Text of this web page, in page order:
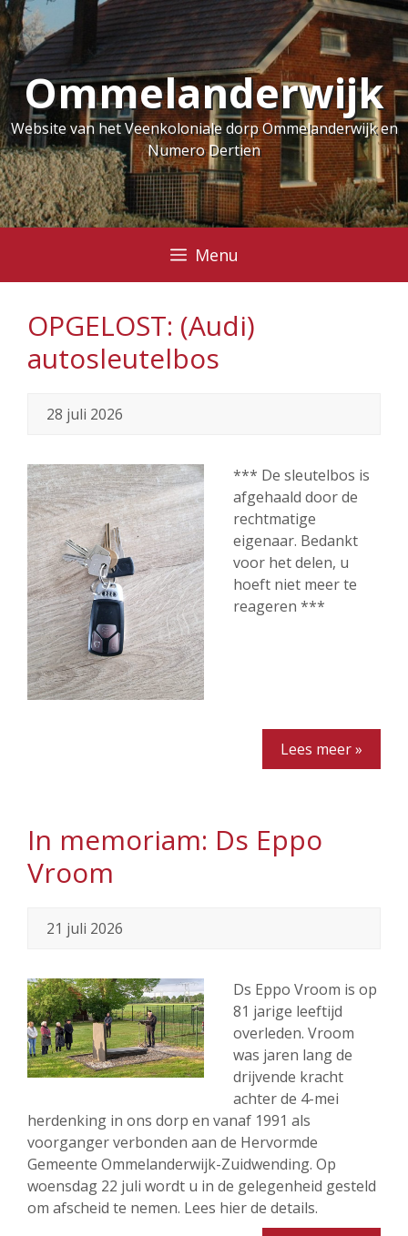
Ga
naar
de
inhoudOmmelanderwijk
Website van het Veenkoloniale dorp Ommelanderwijk en
Numero Dertien
Menu
OPGELOST: (Audi)
autosleutelbos
28 juli 2026
*** De sleutelbos is
afgehaald door de
rechtmatige
eigenaar. Bedankt
voor het delen, u
hoeft niet meer te
reageren ***
Lees meer »
In memoriam: Ds Eppo
Vroom
21 juli 2026
Ds Eppo Vroom is op
81 jarige leeftijd
overleden. Vroom
was jaren lang de
drijvende kracht
achter de 4-mei
herdenking in ons dorp en vanaf 1991 als
voorganger verbonden aan de Hervormde
Gemeente Ommelanderwijk-Zuidwending. Op
woensdag 22 juli wordt u in de gelegenheid gesteld
om afscheid te nemen. Lees hier de details.